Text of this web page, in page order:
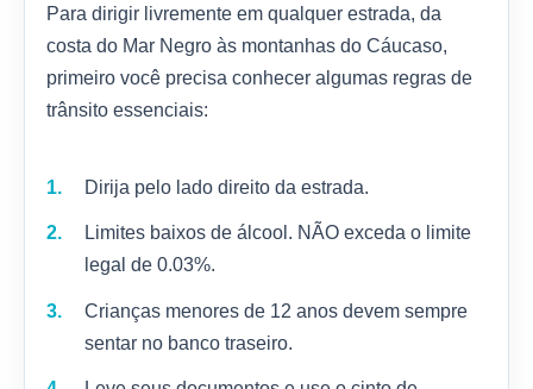
Para dirigir livremente em qualquer estrada, da
costa do Mar Negro às montanhas do Cáucaso,
primeiro você precisa conhecer algumas regras de
trânsito essenciais:
Dirija pelo lado direito da estrada.
Limites baixos de álcool. NÃO exceda o limite
legal de 0.03%.
Crianças menores de 12 anos devem sempre
sentar no banco traseiro.